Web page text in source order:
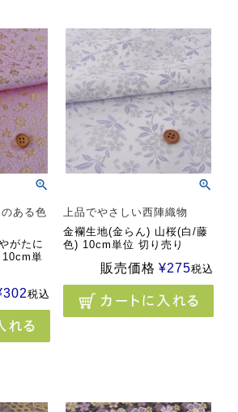
ある色
がたに
単
302税込
上品でやさしい西陣織物
金襴生地(金らん) 山桜(白/藤
色) 10cm単位 切り売り
販売価格 ¥275税込